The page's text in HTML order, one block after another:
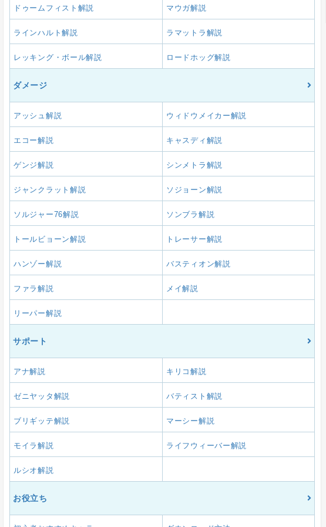
ドゥームフィスト解説 マウガ解説
ラインハルト解説 ラマットラ解説
レッキング・ボール解説 ロードホッグ解説
ダメージ
アッシュ解説 ウィドウメイカー解説
エコー解説 キャスディ解説
ゲンジ解説 シンメトラ解説
ジャンクラット解説 ソジョーン解説
ソルジャー76解説 ソンブラ解説
トールビョーン解説 トレーサー解説
ハンゾー解説 バスティオン解説
ファラ解説 メイ解説
リーパー解説
サポート
アナ解説 キリコ解説
ゼニヤッタ解説 バティスト解説
ブリギッテ解説 マーシー解説
モイラ解説 ライフウィーバー解説
ルシオ解説
お役立ち